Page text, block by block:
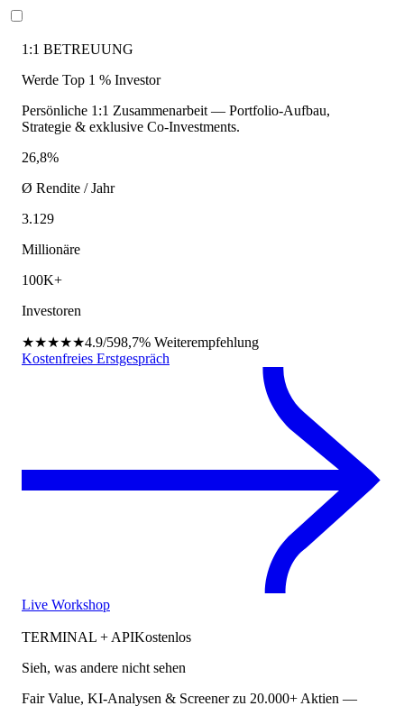
1:1 BETREUUNG
Werde Top 1 % Investor
Persönliche 1:1 Zusammenarbeit — Portfolio-Aufbau,
Strategie & exklusive Co-Investments.
26,8%
Ø Rendite / Jahr
3.129
Millionäre
100K+
Investoren
★★★★★4.9/598,7% Weiterempfehlung
Kostenfreies Erstgespräch
Live Workshop
TERMINAL + APIKostenlos
Sieh, was andere nicht sehen
Fair Value, KI-Analysen & Screener zu 20.000+ Aktien —